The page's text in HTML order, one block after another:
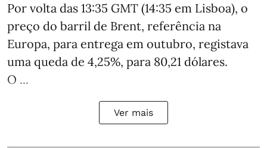
Por volta das 13:35 GMT (14:35 em Lisboa), o
preço do barril de Brent, referência na
Europa, para entrega em outubro, registava
uma queda de 4,25%, para 80,21 dólares.
O ...
Ver mais